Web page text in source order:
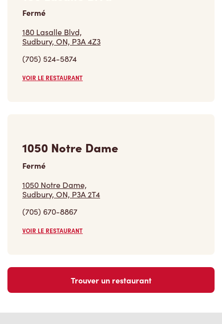
Fermé
180 Lasalle Blvd,
Sudbury, ON, P3A 4Z3
(705) 524-5874
VOIR LE RESTAURANT
1050 Notre Dame
Fermé
1050 Notre Dame,
Sudbury, ON, P3A 2T4
(705) 670-8867
VOIR LE RESTAURANT
Trouver un restaurant